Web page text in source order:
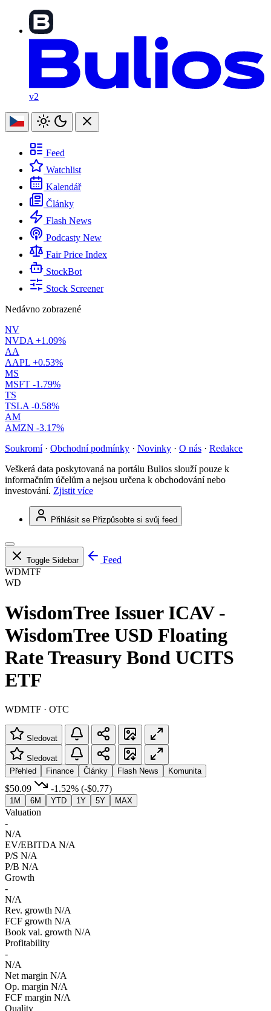
v2
Feed
Watchlist
Kalendář
Články
Flash News
Podcasty New
Fair Price Index
StockBot
Stock Screener
Nedávno zobrazené
NV
NVDA +1.09%
AA
AAPL +0.53%
MS
MSFT -1.79%
TS
TSLA -0.58%
AM
AMZN -3.17%
Soukromí · Obchodní podmínky · Novinky · O nás · Redakce
Veškerá data poskytovaná na portálu Bulios slouží pouze k
informačním účelům a nejsou určena k obchodování nebo
investování. Zjistit více
Přihlásit se Přizpůsobte si svůj feed
Toggle Sidebar
Feed
WDMTF
WD
WisdomTree Issuer ICAV -
WisdomTree USD Floating
Rate Treasury Bond UCITS
ETF
WDMTF · OTC
Sledovat
Sledovat
Přehled
Finance Články Flash News Komunita
$50.09 -1.52% (-$0.77)
1M 6M YTD 1Y 5Y MAX
Valuation
-
N/A
EV/EBITDA N/A
P/S N/A
P/B N/A
Growth
-
N/A
Rev. growth N/A
FCF growth N/A
Book val. growth N/A
Profitability
-
N/A
Net margin N/A
Op. margin N/A
FCF margin N/A
Quality